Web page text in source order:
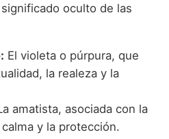
oculto de las
El violeta o púrpura, que
la realeza y la
amatista, asociada con la
y la protección.